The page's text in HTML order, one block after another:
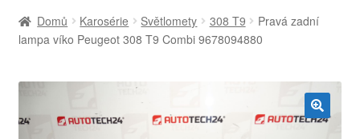
Celosvětová doprava
Kontakt
Domů Karosérie Světlomety 308 T9
Pravá zadní
lampa víko Peugeot 308 T9 Combi 9678094880
🔍